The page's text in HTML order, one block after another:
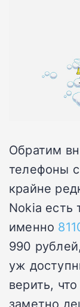
Обратим
телефоны
крайне
Nokia есть
именно
990
уж
верить,